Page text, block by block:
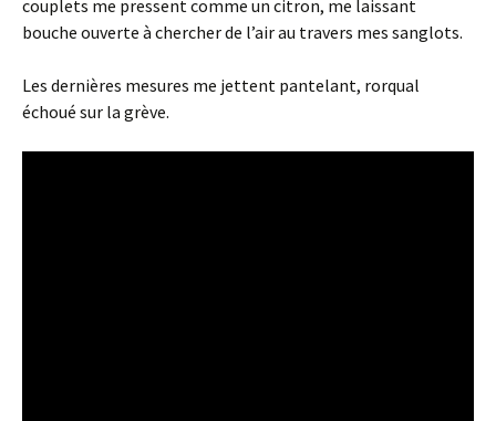
couplets me pressent comme un citron, me laissant
bouche ouverte à chercher de l’air au travers mes sanglots.
Les dernières mesures me jettent pantelant, rorqual
échoué sur la grève.